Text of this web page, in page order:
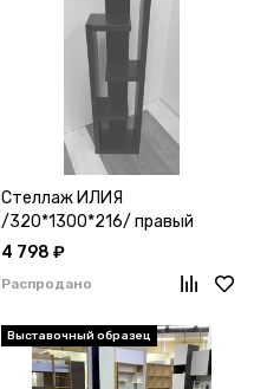
Стеллаж ИЛИЯ
/320*1300*216/ правый
черный
4 798 ₽
Распродано